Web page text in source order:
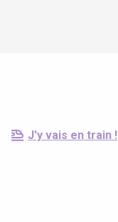
J'y vais en train !